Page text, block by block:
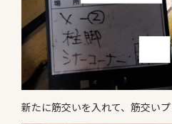
新たに筋交いを入れて、筋交い